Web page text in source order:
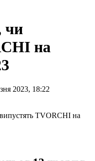
чи
на
2023, 18:22